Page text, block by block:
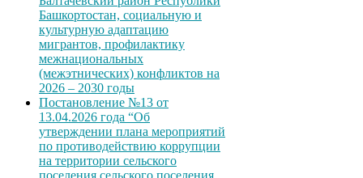
Башкортостан, социальную и
культурную адаптацию
мигрантов, профилактику
межнациональных
(межэтнических) конфликтов на
2026 – 2030 годы
Постановление №13 от
13.04.2026 года “Об
утверждении плана мероприятий
по противодействию коррупции
на территории сельского